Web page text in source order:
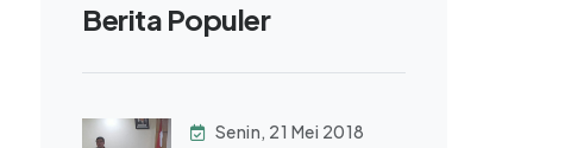
Berita Populer
Senin, 21 Mei 2018